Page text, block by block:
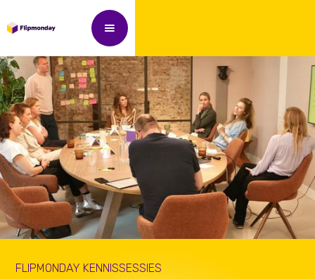
FLIPMONDAY KENNISSESSIES